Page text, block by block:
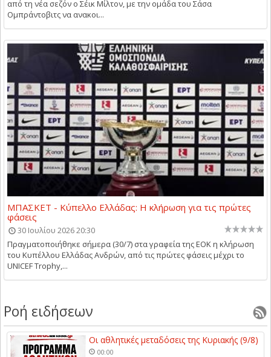
από τη νέα σεζόν ο Σέικ Μίλτον, με την ομάδα του Σάσα
Ομπράντοβιτς να ανακοι...
ΜΠΑΣΚΕΤ - Κύπελλο Ελλάδας: Η κλήρωση για τις πρώτες
φάσεις
30 Ιουλίου 2026 20:30
Πραγματοποιήθηκε σήμερα (30/7) στα γραφεία της ΕΟΚ η κλήρωση
του Κυπέλλου Ελλάδας Ανδρών, από τις πρώτες φάσεις μέχρι το
UNICEF Trophy,...
Ροή ειδήσεων
Οι αθλητικές μεταδόσεις της Κυριακής (9/8)
00:00